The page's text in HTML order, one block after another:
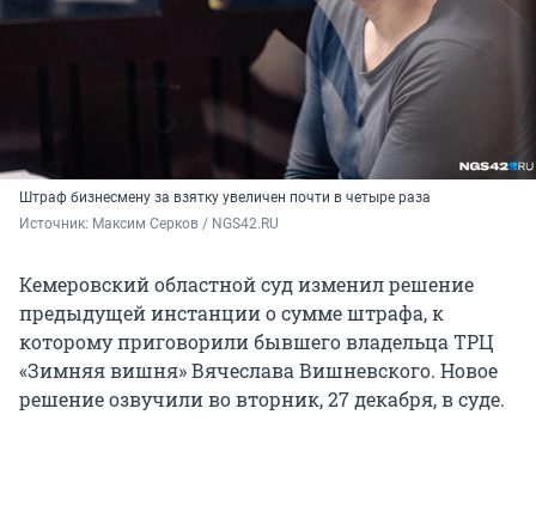
Штраф бизнесмену за взятку увеличен почти в четыре раза
Источник: Максим Серков / NGS42.RU
Кемеровский областной суд изменил решение
предыдущей инстанции о сумме штрафа, к
которому приговорили бывшего владельца ТРЦ
«Зимняя вишня» Вячеслава Вишневского. Новое
решение озвучили во вторник, 27 декабря, в суде.